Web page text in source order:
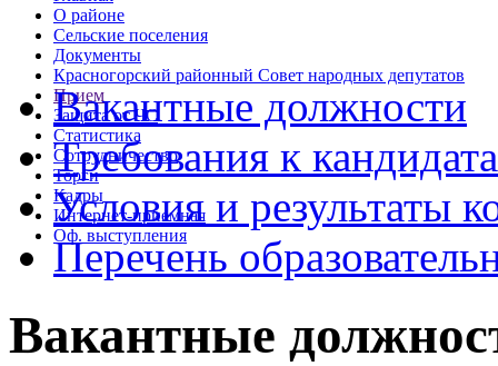
О районе
Сельские поселения
Документы
Красногорский районный Совет народных депутатов
Прием
Защита от ЧС
Статистика
Сотрудничество
Торги
Кадры
Интернет-приемная
Оф. выступления
Вакантные должности
Требования к
Условия и результаты
Перечень
Вакантные